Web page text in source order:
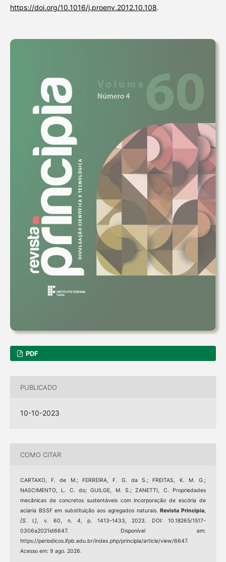
https://doi.org/10.1016/j.proenv.2012.10.108.
PDF
PUBLICADO
10-10-2023
COMO CITAR
CARTAXO, F. de M.; FERREIRA, F. G. da S.; FREITAS, K. M. G.;
NASCIMENTO, L. C. do; GUILGE, M. S.; ZANETTI, C. Propriedades
mecânicas de concretos sustentáveis com incorporação de escória de
aciaria BSSF em substituição aos agregados naturais.Revista Principia,
[S. l.], v. 60, n. 4, p. 1413–1433, 2023. DOI: 10.18265/1517-
0306a2021id6647. Disponível em:
https://periodicos.ifpb.edu.br/index.php/principia/article/view/6647.
Acesso em: 9 ago. 2026.